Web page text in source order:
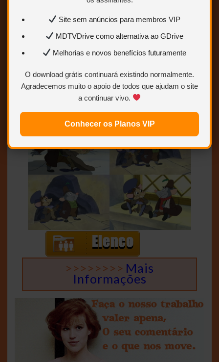
Site sem anúncios para membros VIP
MDTVDrive como alternativa ao GDrive
Melhorias e novos benefícios futuramente
O download grátis continuará existindo normalmente.
Agradecemos muito o apoio de todos que ajudam o site
a continuar vivo.
Conhecer os Planos VIP
DVDRmz
SENHA:
yhteinenolehjim
história animada sobre a criação da
música “Silent Night”.
>>>>>>>> Mais
Informações